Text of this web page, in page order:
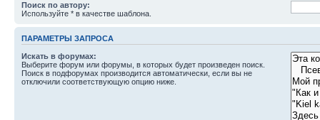
Поиск по автору:
Используйте * в качестве шаблона.
ПАРАМЕТРЫ ЗАПРОСА
Искать в форумах:
Выберите форум или форумы, в которых будет произведен поиск.
Поиск в подфорумах производится автоматически, если вы не
отключили соответствующую опцию ниже.